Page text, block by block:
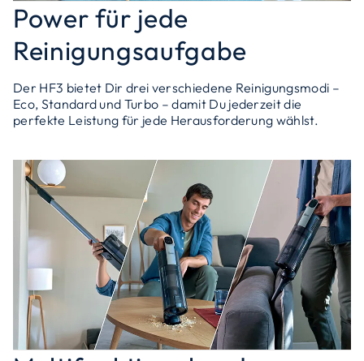
Power für jede
Reinigungsaufgabe
Der HF3 bietet Dir drei verschiedene Reinigungsmodi –
Eco, Standard und Turbo – damit Du jederzeit die
perfekte Leistung für jede Herausforderung wählst.